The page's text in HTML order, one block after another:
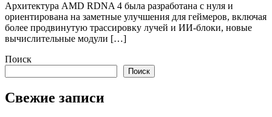
Архитектура AMD RDNA 4 была разработана с нуля и
ориентирована на заметные улучшения для геймеров, включая
более продвинутую трассировку лучей и ИИ-блоки, новые
вычислительные модули […]
Поиск
Поиск
Свежие записи